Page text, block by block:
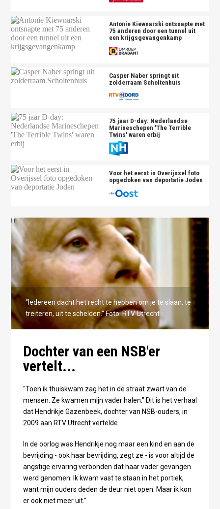
Antonie Kiewnarski ontsnapte met
75 anderen door een tunnel uit
een krijgsgevangenkamp
Casper Naber springt uit
zolderraam Scholtenhuis
75 jaar D-day: Nederlandse
Marineschepen 'The Terrible
Twins' waren erbij
Voor het eerst in Overijssel foto
opgedoken van deportatie Joden
"Iedereen dacht het recht te hebben om je te slaan, te
treiteren, uit te schelden." Foto: RTV Utrecht
Dochter van een NSB'er
vertelt...
"Toen ik thuiskwam zag het in de straat zwart van de
mensen. Ze kwamen mijn vader halen." Dit is het verhaal
dat Hendrikje Gazenbeek, dochter van NSB-ouders, in
2009 aan RTV Utrecht vertelde.
In de oorlog was Hendrikje nog maar een kind en aan de
bevrijding - ook haar bevrijding, zegt ze - is voor altijd de
angstige ervaring verbonden dat haar vader gevangen
werd genomen. Ik kwam vast te staan in het portiek,
want mijn ouders deden de deur niet open. Maar ik kon
er ook niet meer uit."